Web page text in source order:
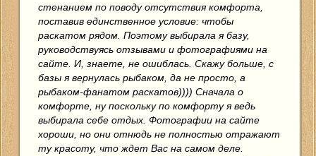
стенанием по поводу отсутствия комфорта,
поставив единственное условие: чтобы
раскатом рядом. Поэтому выбирала я базу,
руководствуясь отзывами и фотографиями на
сайте. И, знаете, не ошиблась. Скажу больше, с
базы я вернулась рыбаком, да не просто, а
рыбаком-фанатом раскатов)))) Сначала о
комфорте, ну поскольку по комфорту я ведь
выбирала себе отдых. Фотографии на сайте
хороши, но они отнюдь не полностью отражают
ту красоту, что ждет Вас на самом деле.